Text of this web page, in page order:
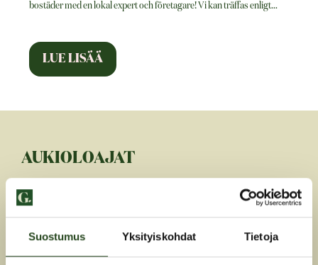
Suostumus Yksityiskohdat Tietoja
bostäder med en lokal expert och företagare! Vi kan träffas enligt...
AUKIOLOAJAT
Måndag-Fredag
Lördag